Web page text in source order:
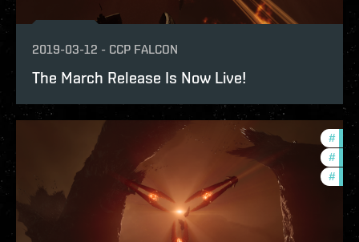
2019-03-12 - CCP FALCON
The March Release Is Now Live!
#
#
#